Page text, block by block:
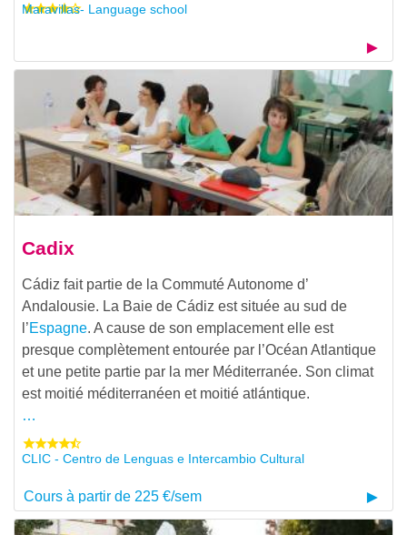
Maravillas- Language school
Cadix
Cádiz fait partie de la Commuté Autonome d’
Andalousie. La Baie de Cádiz est située au sud de
l’Espagne. A cause de son emplacement elle est
presque complètement entourée par l’Océan Atlantique
et une petite partie par la mer Méditerranée. Son climat
est moitié méditerranéen et moitié atlántique.
…
CLIC - Centro de Lenguas e Intercambio Cultural
Cours à partir de 225 €/sem